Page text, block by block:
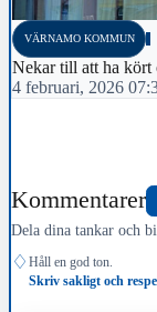
VÄRNAMO KOMMUN
Nekar till att ha
4 februari, 2026
Kommentarer
Dela dina tankar och
♢ Håll en god ton.
Skriv sakligt och